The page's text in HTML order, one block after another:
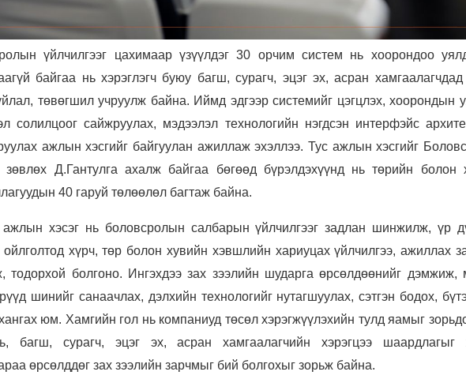
үйлчилгээг цахимаар үзүүлдэг 30 орчим систем нь хоорондоо
байгаа нь хэрэглэгч буюу багш, сурагч, эцэг эх, асран
төвөгшил учруулж байна. Иймд эдгээр системийг цэгцлэх, хоорондын
солилцоог сайжруулах, мэдээлэл технологийн нэгдсэн интерфэйс
ажлын хэсгийг байгуулан ажиллаж эхэллээ. Тус ажлын хэсгийг
Д.Гантулга ахалж байгаа бөгөөд бүрэлдэхүүнд нь төрийн болон
40 гаруй төлөөлөл багтаж байна.
ажлын хэсэг нь боловсролын салбарын үйлчилгээг задлан шинжилж, үр
ойлголтод хүрч, төр болон хувийн хэвшлийн хариуцах үйлчилгээ, ажиллах
тодорхой болгоно. Ингэхдээ зах зээлийн шударга өрсөлдөөнийг дэмжиж,
шинийг санаачлах, дэлхийн технологийг нутагшуулах, сэтгэн бодох,
юм. Хамгийн гол нь компаниуд төсөл хэрэгжүүлэхийн тулд яамыг
багш, сурагч, эцэг эх, асран хамгаалагчийн хэрэгцээ шаардлагыг
өрсөлддөг зах зээлийн зарчмыг бий болгохыг зорьж байна.